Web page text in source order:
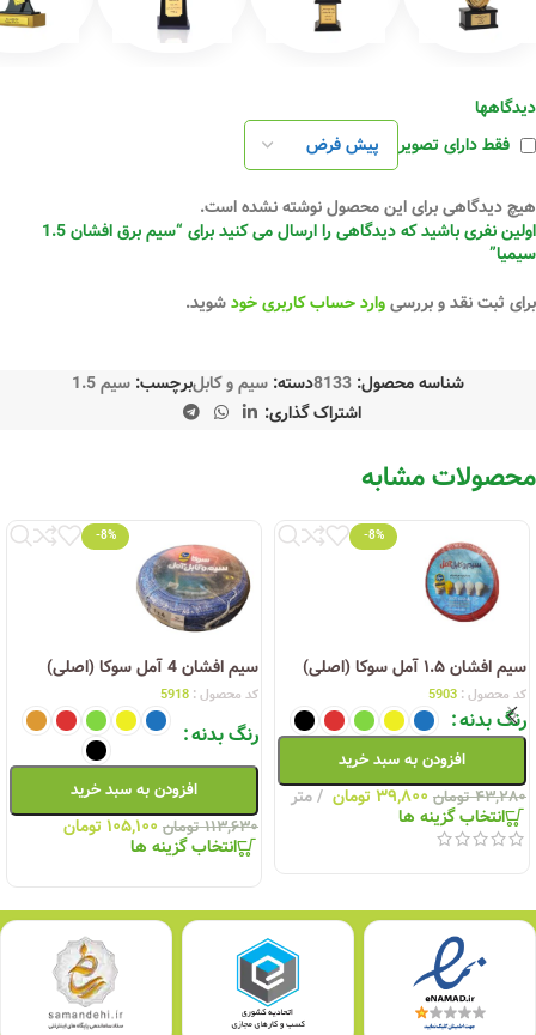
دیدگاهها
فقط دارای تصویر
هیچ دیدگاهی برای این محصول نوشته نشده است.
اولین نفری باشید که دیدگاهی را ارسال می کنید برای “سیم برق افشان 1.5
سیمیا”
برای ثبت نقد و بررسیوارد حساب کاربری خودشوید.
شناسه محصول: 8133دسته: سیم و کابلبرچسب: سیم 1.5
اشتراک گذاری:
محصولات مشابه
-8%
سیم افشان ۱.۵ آمل سوکا (اصلی)
کد محصول : 5903
رنگ بدنه
افزودن به سبد خرید
۴۳,۲۸۰ تومان ۳۹,۸۰۰ تومان متر
انتخاب گزینه ها
-8%
سیم افشان 4 آمل سوکا (اصلی)
کد محصول : 5918
رنگ بدنه
افزودن به سبد خرید
۱۱۳,۶۳۰ تومان ۱۰۵,۱۰۰ تومان
انتخاب گزینه ها